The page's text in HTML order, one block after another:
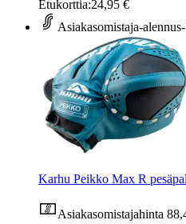
Etukorttia:24,95 €
Asiakasomistaja-alennus
Karhu Peikko Max R
Asiakasomistajahinta